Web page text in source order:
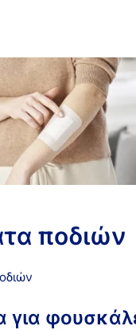
ποδιών
για